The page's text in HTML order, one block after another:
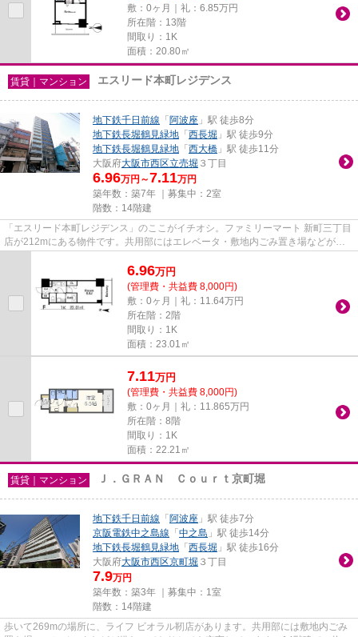
敷：0ヶ月｜礼：6.85万円
所在階：13階
間取り：1K
面積：20.80㎡
賃貸｜マンション エスリード本町レジデンス
地下鉄千日前線 「 阿波座 」駅 徒歩8分
地下鉄長堀鶴見緑地 「 西長堀 」駅 徒歩9分
地下鉄長堀鶴見緑地 「 西大橋 」駅 徒歩11分
大阪府大阪市西区立売堀 ３丁目
6.96万円～7.11万円
築年数：築7年 ｜募集中： 2室
階数：14階建
「エスリード本町レジデンス」のここがイチオシ。ファミリーマート 新町三丁目
店が212mにある物件です。共用部にはエレベータ・敷地内ごみ置き場などが揃
6.96万円
(管理費・共益費 8,000円)
敷：0ヶ月｜礼：11.64万円
所在階：2階
間取り：1K
面積：23.01㎡
7.11万円
(管理費・共益費 8,000円)
敷：0ヶ月｜礼：11.865万円
所在階：8階
間取り：1K
面積：22.21㎡
賃貸｜マンション Ｊ．ＧＲＡＮ Ｃｏｕｒｔ京町堀
地下鉄千日前線 「 阿波座 」駅 徒歩7分
京阪電鉄中之島線 「 中之島 」駅 徒歩14分
地下鉄長堀鶴見緑地 「 西長堀 」駅 徒歩16分
大阪府大阪市西区京町堀 ３丁目
7.9万円
築年数：築3年 ｜募集中： 1室
階数：14階建
歩いて269mの場所に、ライフ ビオラル靭店があります。共用部には敷地内ごみ